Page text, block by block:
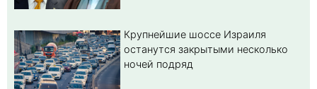
Крупнейшие шоссе Израиля
останутся закрытыми несколько
ночей подряд